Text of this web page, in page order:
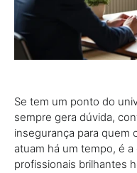
Se tem um ponto do
sempre gera dúvida,
insegurança para quem
atuam há um tempo, é
profissionais brilhantes